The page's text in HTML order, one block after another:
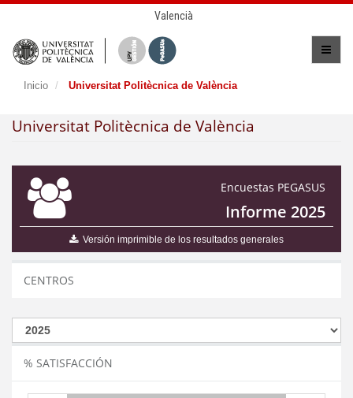
Valencià
Inicio Universitat Politècnica de València
Universitat Politècnica de València
Encuestas PEGASUS
Informe 2025
Versión imprimible de los resultados generales
CENTROS
% SATISFACCIÓN